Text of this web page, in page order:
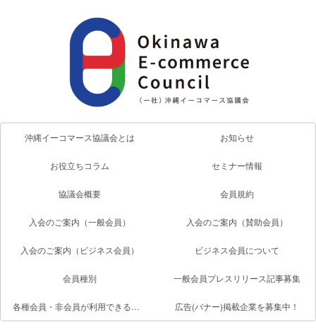
沖縄イーコマース協議会とは お知らせ
お役立ちコラム セミナー情報
協議会概要 会員規約
入会のご案内（一般会員） 入会のご案内（賛助会員）
入会のご案内（ビジネス会員） ビジネス会員について
会員種別 一般会員プレスリリース記事募集
各種会員・非会員が利用できるサービス一覧 広告(バナー)掲載企業を募集中！